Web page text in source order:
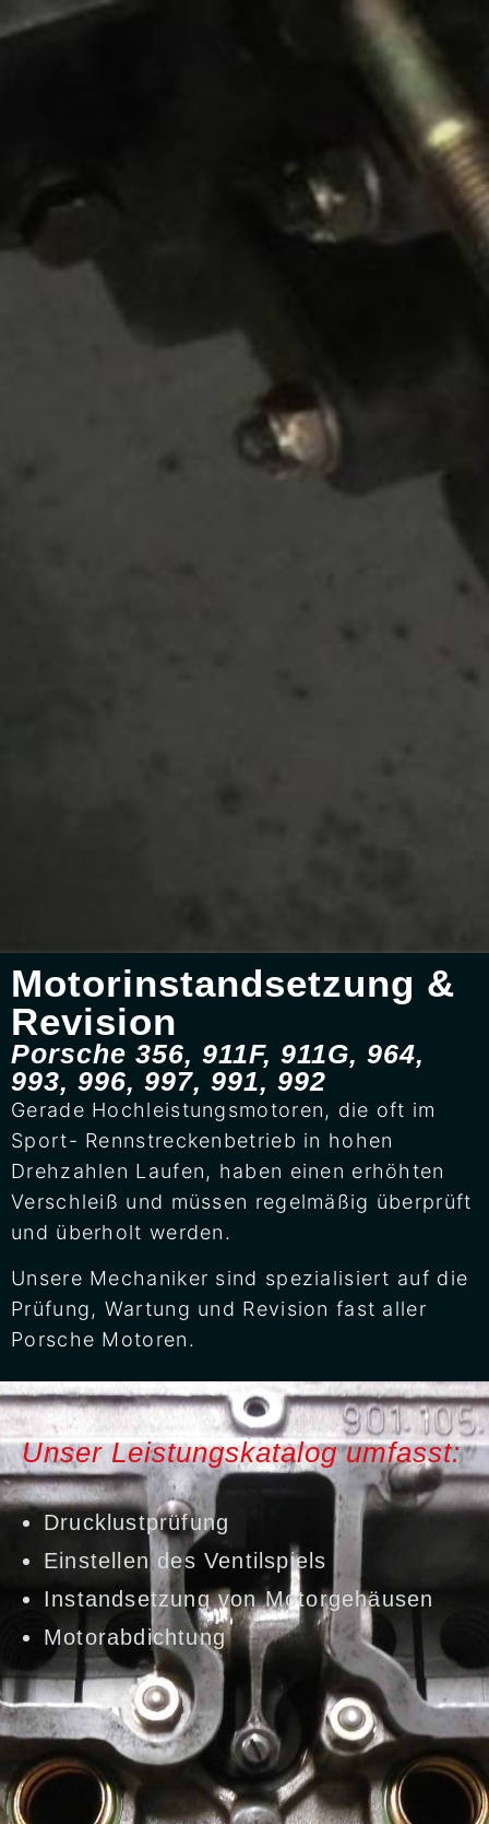
Motorinstandsetzung &
Revision
Porsche 356, 911F, 911G, 964,
993, 996, 997, 991, 992
Gerade Hochleistungsmotoren, die oft im
Sport- Rennstreckenbetrieb in hohen
Drehzahlen Laufen, haben einen erhöhten
Verschleiß und müssen regelmäßig überprüft
und überholt werden.
Unsere Mechaniker sind spezialisiert auf die
Prüfung, Wartung und Revision fast aller
Porsche Motoren.
Unser Leistungskatalog umfasst:
Drucklustprüfung
Einstellen des Ventilspiels
Instandsetzung von Motorgehäusen
Motorabdichtung